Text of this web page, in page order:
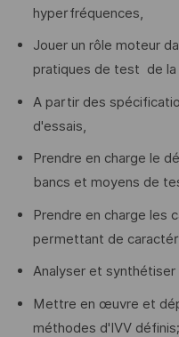
hyperfréquences,
Jouer un rôle moteur
pratiques de test de la
A partir des
d'essais,
Prendre en charge le
bancs et moyens de
Prendre en charge les
permettant de
Analyser et
Mettre en œuvre et
méthodes d'IVV définis;